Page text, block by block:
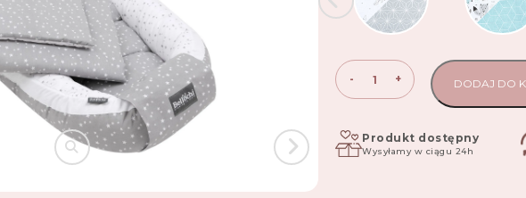
-
ilość
elementowy
polaris
+ DODAJ DO
Produkt dostępny
Wysyłamy w ciągu 24h